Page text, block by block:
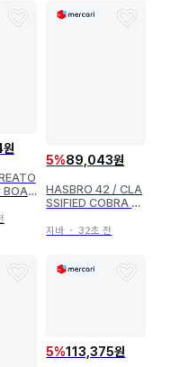
밀 기기에 대해서는 작
영향을 미치지 않는 부
등은 이용하지 못할 수
)는 보관 및 배송 시의
BOA
)
5%89,043원
HASBRO 42 / CLA
SSIFIED COBRA VI
지바 ・ 32초 전
5%113,375원